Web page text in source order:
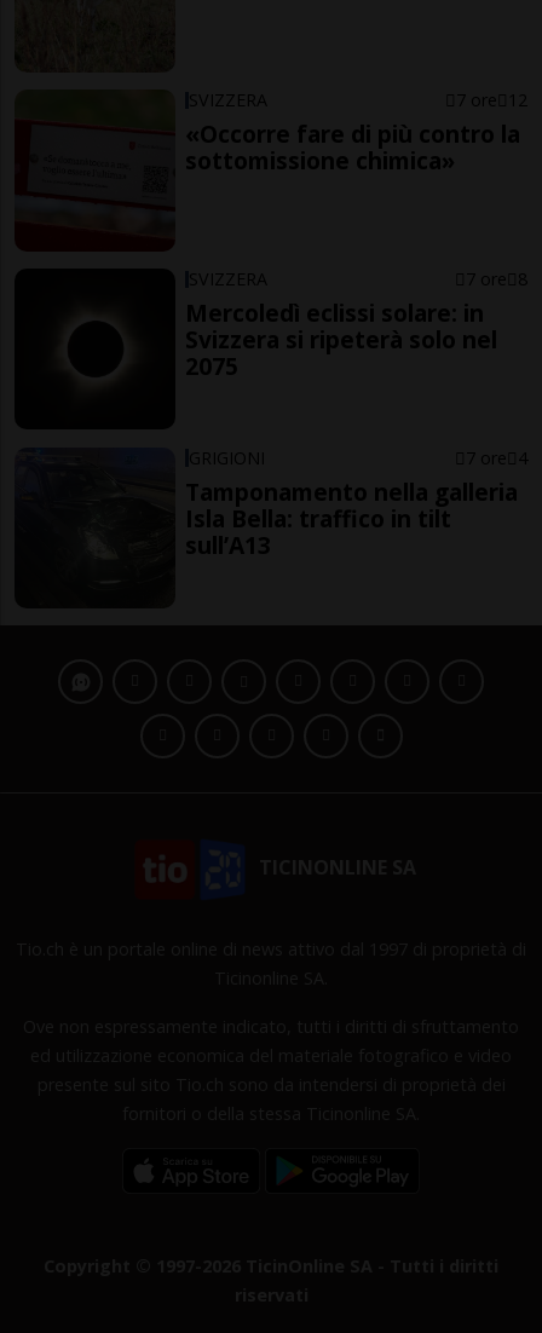
SVIZZERA 7 ore 12
«Occorre fare di più contro la
sottomissione chimica»
SVIZZERA 7 ore 8
Mercoledì eclissi solare: in
Svizzera si ripeterà solo nel
2075
GRIGIONI 7 ore 4
Tamponamento nella galleria
Isla Bella: traffico in tilt
sull’A13